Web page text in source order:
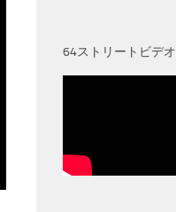
64ストリートビデオ